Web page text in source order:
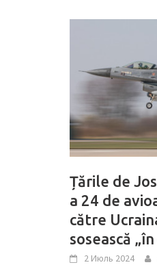
Țările de
a 24 de
către
sosească
2 Июль 2024